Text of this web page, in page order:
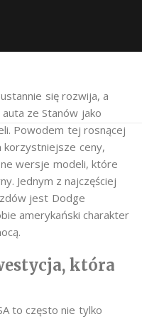
się rozwija, a
ze Stanów jako
Powodem tej rosnącej
korzystniejsze ceny,
wersje modeli, które
Jednym z najczęściej
jest Dodge
amerykański charakter
która
to często nie tylko